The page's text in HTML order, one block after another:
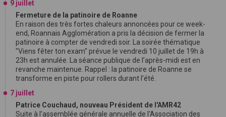
9 juillet
Fermeture de la patinoire de Roanne
En raison des très fortes chaleurs annoncées pour ce week-
end, Roannais Agglomération a pris la décision de fermer la
patinoire à compter de vendredi soir. La soirée thématique
"Viens fêter ton exam" prévue le vendredi 10 juillet de 19h à
23h est annulée. La séance publique de l’après-midi est en
revanche maintenue. Rappel : la patinoire de Roanne se
transforme en piste pour rollers durant l'été.
7 juillet
Patrice Couchaud, nouveau Président de l'AMR42
Suite à l'assemblée générale annuelle de l'Association des